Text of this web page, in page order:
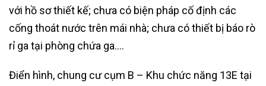
với hồ sơ thiết kế; chưa có biện pháp cố định các
cống thoát nước trên mái nhà; chưa có thiết bị báo rò
rỉ ga tại phòng chứa ga….
Điển hình, chung cư cụm B – Khu chức năng 13E tại